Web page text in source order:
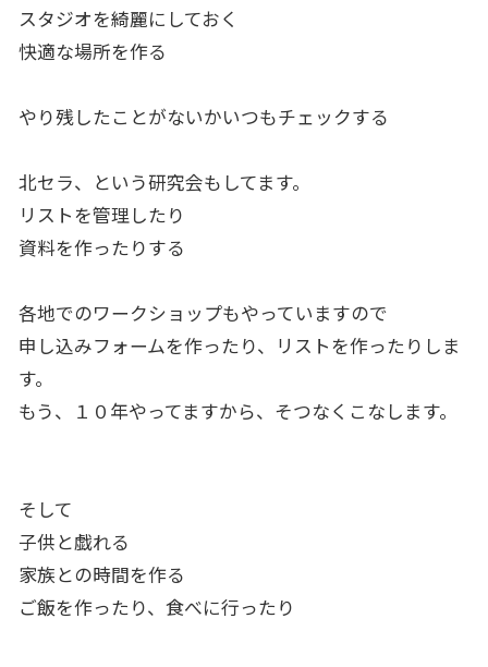
スタジオを綺麗にしておく
快適な場所を作る
やり残したことがないかいつもチェックする
北セラ、という研究会もしてます。
リストを管理したり
資料を作ったりする
各地でのワークショップもやっていますので
申し込みフォームを作ったり、リストを作ったりしま
す。
もう、１０年やってますから、そつなくこなします。
そして
子供と戯れる
家族との時間を作る
ご飯を作ったり、食べに行ったり